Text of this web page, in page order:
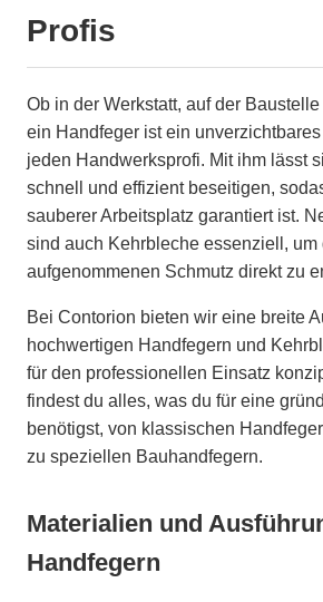
Profis
Ob in der Werkstatt, auf der
ein Handfeger ist ein
jeden Handwerksprofi. Mit ihm lässt
schnell und effizient beseitigen,
sauberer Arbeitsplatz garantiert ist.
sind auch Kehrbleche essenziell, um
aufgenommenen Schmutz direkt zu
Bei Contorion bieten wir eine breite
hochwertigen Handfegern und
für den professionellen Einsatz
findest du alles, was du für eine
benötigst, von klassischen
zu speziellen Bauhandfegern.
Materialien und
Handfegern